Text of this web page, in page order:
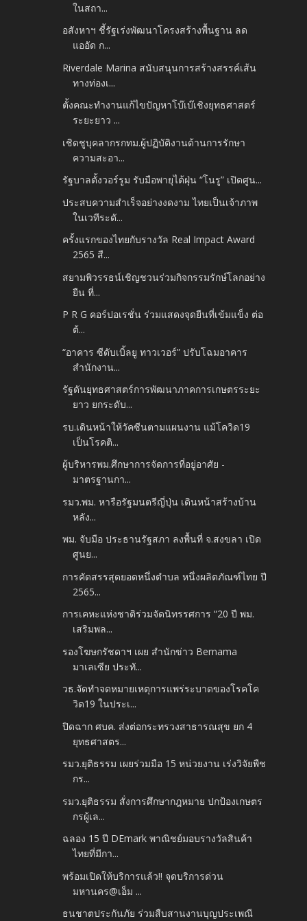
ในสถา...
อสังหาฯ ชี้รัฐเร่งพัฒนาโครงสร้างพื้นฐาน ลด
แออัด ก...
Riverdale Marina สนับสนุนการสร้างสรรค์เส้น
ทางท่องเ...
ตั้งคณะทำงานแก้ไขปัญหาโบ๊เบ๊เชิงยุทธศาสตร์
ระยะยาว ...
เชิดชูบุคลากรกทม.ผู้ปฏิบัติงานด้านการรักษา
ความสะอา...
รัฐบาลตั้งวอร์รูม รับมือพายุไต้ฝุ่น “โนรู” เปิดศูน...
ประสบความสำเร็จอย่างงดงาม ไทยเป็นเจ้าภาพ
ในเวทีระดั...
ครั้งแรกของไทยกับรางวัล Real Impact Award
2565 สื...
สยามพิวรรธน์เชิญชวนร่วมกิจกรรมรักษ์โลกอย่าง
ยืน ที่...
P R G คอร์ปอเรชั่น ร่วมแสดงจุดยืนที่เข้มแข็ง ต่อ
ต้...
“อาคาร ซีดับเบิ้ลยู ทาวเวอร์” ปรับโฉมอาคาร
สำนักงาน...
รัฐดันยุทธศาสตร์การพัฒนาภาคการเกษตรระยะ
ยาว ยกระดับ...
รบ.เดินหน้าให้วัคซีนตามแผนงาน แม้โควิด19
เป็นโรคติ...
ผู้บริหารพม.ศึกษาการจัดการที่อยู่อาศัย -
มาตรฐานกา...
รมว.พม. หารือรัฐมนตรีญี่ปุ่น เดินหน้าสร้างบ้าน
หลัง...
พม. จับมือ ประธานรัฐสภา ลงพื้นที่ จ.สงขลา เปิด
ศูนย...
การคัดสรรสุดยอดหนึ่งตำบล หนึ่งผลิตภัณฑ์ไทย ปี
2565...
การเคหะแห่งชาติร่วมจัดนิทรรศการ “20 ปี พม.
เสริมพล...
รองโฆษกรัชดาฯ เผย สำนักข่าว Bernama
มาเลเซีย ประทั...
วธ.จัดทำจดหมายเหตุการแพร่ระบาดของโรคโค
วิด19 ในประเ...
ปิดฉาก ศบค. ส่งต่อกระทรวงสาธารณสุข ยก 4
ยุทธศาสตร...
รมว.ยุติธรรม เผยร่วมมือ 15 หน่วยงาน เร่งวิจัยพืช
กร...
รมว.ยุติธรรม สั่งการศึกษากฎหมาย ปกป้องเกษตร
กรผู้เล...
ฉลอง 15 ปี DEmark พาณิชย์มอบรางวัลสินค้า
ไทยที่มีกา...
พร้อมเปิดให้บริการแล้ว!! จุดบริการด่วน
มหานคร@เอ็ม ...
ธนชาตประกันภัย ร่วมสืบสานงานบุญประเพณี